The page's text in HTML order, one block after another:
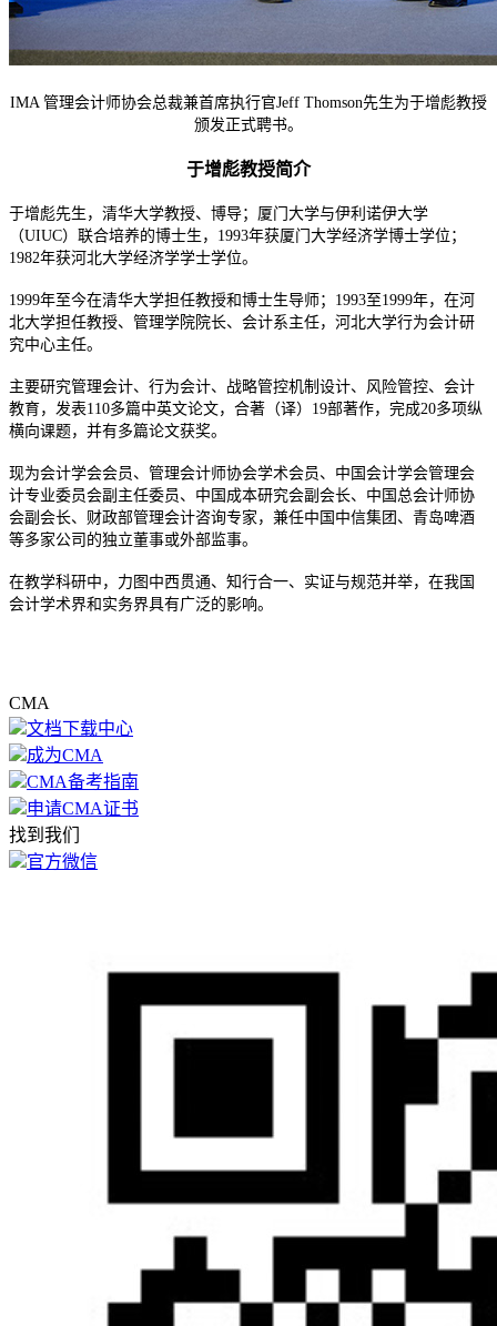
IMA 管理会计师协会总裁兼首席执行官Jeff Thomson先生为于增彪教授
颁发正式聘书。
于增彪教授简介
于增彪先生，清华大学教授、博导；厦门大学与伊利诺伊大学
（UIUC）联合培养的博士生，1993年获厦门大学经济学博士学位；
1982年获河北大学经济学学士学位。
1999年至今在清华大学担任教授和博士生导师；1993至1999年，在河
北大学担任教授、管理学院院长、会计系主任，河北大学行为会计研
究中心主任。
主要研究管理会计、行为会计、战略管控机制设计、风险管控、会计
教育，发表110多篇中英文论文，合著（译）19部著作，完成20多项纵
横向课题，并有多篇论文获奖。
现为会计学会会员、管理会计师协会学术会员、中国会计学会管理会
计专业委员会副主任委员、中国成本研究会副会长、中国总会计师协
会副会长、财政部管理会计咨询专家，兼任中国中信集团、青岛啤酒
等多家公司的独立董事或外部监事。
在教学科研中，力图中西贯通、知行合一、实证与规范并举，在我国
会计学术界和实务界具有广泛的影响。
CMA
文档下载中心
成为CMA
CMA备考指南
申请CMA证书
找到我们
官方微信